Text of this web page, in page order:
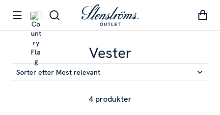
Vester
Sorter etter Mest relevant
4 produkter